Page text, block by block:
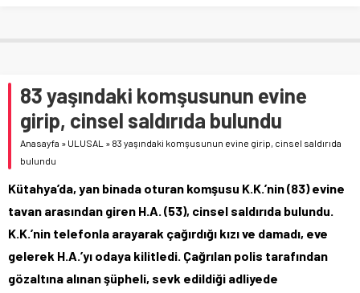
83 yaşındaki komşusunun evine
girip, cinsel saldırıda bulundu
Anasayfa » ULUSAL » 83 yaşındaki komşusunun evine girip, cinsel saldırıda
bulundu
Kütahya’da, yan binada oturan komşusu K.K.’nin (83) evine
tavan arasından giren H.A. (53), cinsel saldırıda bulundu.
K.K.’nin telefonla arayarak çağırdığı kızı ve damadı, eve
gelerek H.A.’yı odaya kilitledi. Çağrılan polis tarafından
gözaltına alınan şüpheli, sevk edildiği adliyede